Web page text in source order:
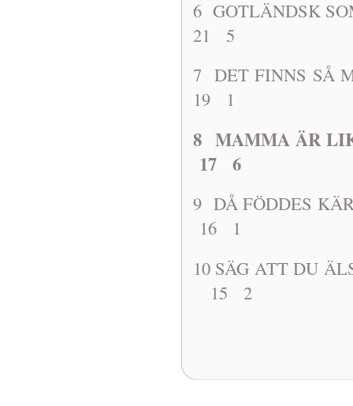
6
21 5
7 DET FINNS SÅ
19 1
8 MAMMA
17 6
9 DÅ
16 1
10 SÄG ATT
15 2